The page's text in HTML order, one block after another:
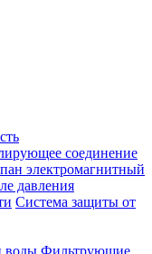
соединение
электромагнитный
давления
Система защиты от
воды Фильтрующие